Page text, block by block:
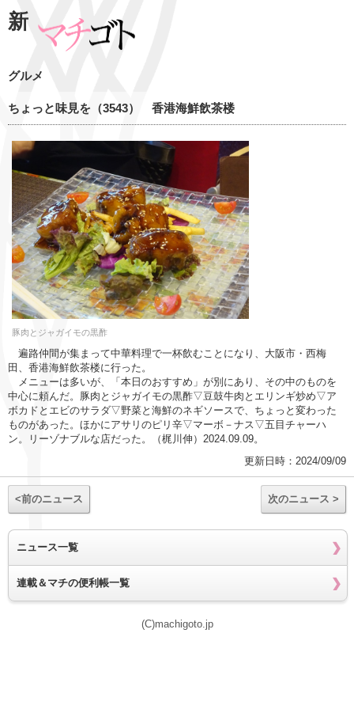
新
グルメ
ちょっと味見を（3543） 香港海鮮飲茶楼
豚肉とジャガイモの黒酢
遍路仲間が集まって中華料理で一杯飲むことになり、大阪市・西梅
田、香港海鮮飲茶楼に行った。
メニューは多いが、「本日のおすすめ」が別にあり、その中のものを
中心に頼んだ。豚肉とジャガイモの黒酢▽豆鼓牛肉とエリンギ炒め▽ア
ボカドとエビのサラダ▽野菜と海鮮のネギソースで、ちょっと変わった
ものがあった。ほかにアサリのピリ辛▽マーボ－ナス▽五目チャーハ
ン。リーゾナブルな店だった。（梶川伸）2024.09.09。
更新日時：2024/09/09
<前のニュース 次のニュース >
ニュース一覧
連載＆マチの便利帳一覧
(C)machigoto.jp